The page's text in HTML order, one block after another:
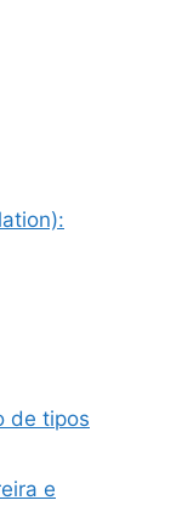
de tipos
e